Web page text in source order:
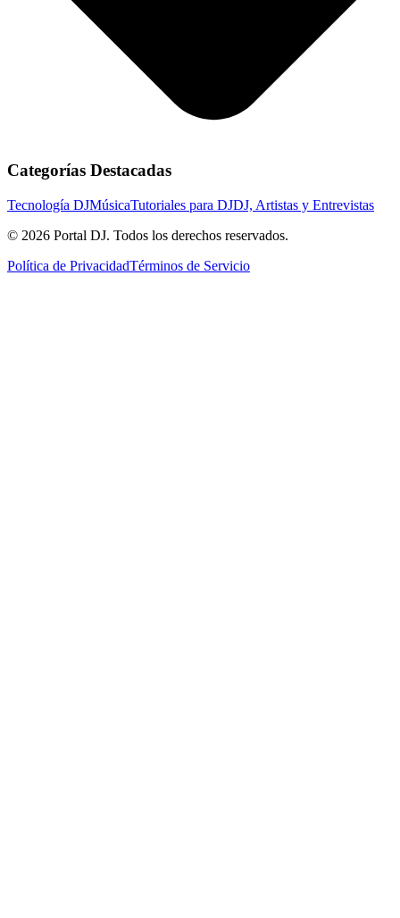
Categorías Destacadas
Tecnología DJMúsicaTutoriales para DJDJ, Artistas y Entrevistas
© 2026 Portal DJ. Todos los derechos reservados.
Política de PrivacidadTérminos de Servicio